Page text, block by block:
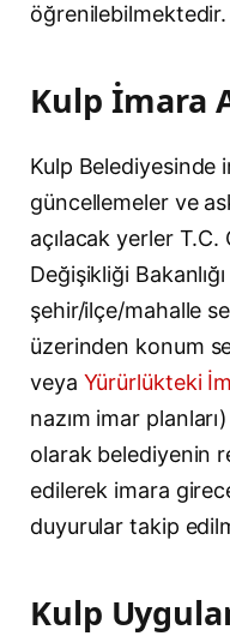
öğrenilebilmektedir.
Kulp İmara
Kulp Belediyesinde
güncellemeler ve
açılacak yerler
Değişikliği Bakanlığı
şehir/ilçe/mahalle
üzerinden konum
veya Yürürlükteki
nazım imar
olarak belediyenin
edilerek imara
duyurular takip
Kulp